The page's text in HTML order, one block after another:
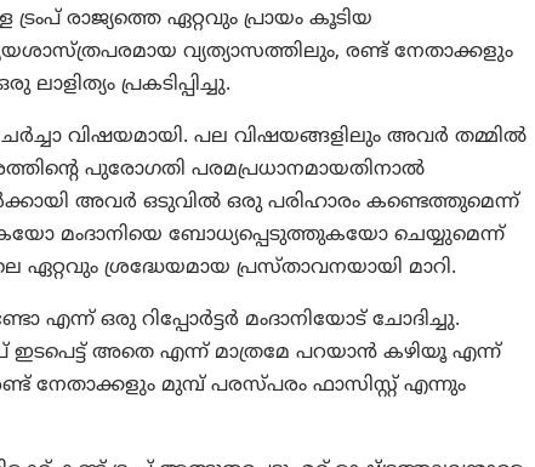
രാജ്യത്തെ ഏറ്റവും പ്രായം കൂടിയ
വ്യത്യാസത്തിലും, രണ്ട് നേതാക്കളും
പ്രകടിപ്പിച്ചു.
വിഷയമായി. പല വിഷയങ്ങളിലും അവർ തമ്മിൽ
പുരോഗതി പരമപ്രധാനമായതിനാൽ
അവർ ഒടുവിൽ ഒരു പരിഹാരം കണ്ടെത്തുമെന്ന്
മംദാനിയെ ബോധ്യപ്പെടുത്തുകയോ ചെയ്യുമെന്ന്
ശ്രദ്ധേയമായ പ്രസ്താവനയായി മാറി.
എന്ന് ഒരു റിപ്പോർട്ടർ മംദാനിയോട് ചോദിച്ചു.
ഇടപെട്ട് അതെ എന്ന് മാത്രമേ പറയാൻ കഴിയൂ എന്ന്
നേതാക്കളും മുമ്പ് പരസ്പരം ഫാസിസ്റ്റ് എന്നും